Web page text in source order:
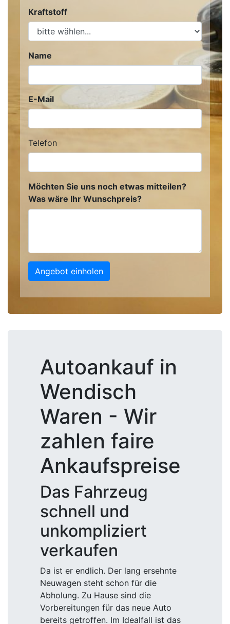
Kraftstoff
Name
E-Mail
Telefon
Möchten Sie uns noch etwas mitteilen?
Was wäre Ihr Wunschpreis?
Angebot einholen
Autoankauf in
Wendisch
Waren - Wir
zahlen faire
Ankaufspreise
Das Fahrzeug
schnell und
unkompliziert
verkaufen
Da ist er endlich. Der lang ersehnte
Neuwagen steht schon für die
Abholung. Zu Hause sind die
Vorbereitungen für das neue Auto
bereits getroffen. Im Idealfall ist das